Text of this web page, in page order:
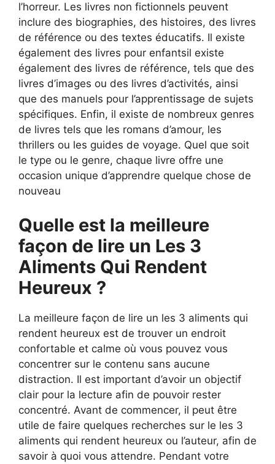
l’horreur. Les livres non fictionnels peuvent
inclure des biographies, des histoires, des livres
de référence ou des textes éducatifs. Il existe
également des livres pour enfantsil existe
également des livres de référence, tels que des
livres d’images ou des livres d’activités, ainsi
que des manuels pour l’apprentissage de sujets
spécifiques. Enfin, il existe de nombreux genres
de livres tels que les romans d’amour, les
thrillers ou les guides de voyage. Quel que soit
le type ou le genre, chaque livre offre une
occasion unique d’apprendre quelque chose de
nouveau
Quelle est la meilleure
façon de lire un Les 3
Aliments Qui Rendent
Heureux ?
La meilleure façon de lire un les 3 aliments qui
rendent heureux est de trouver un endroit
confortable et calme où vous pouvez vous
concentrer sur le contenu sans aucune
distraction. Il est important d’avoir un objectif
clair pour la lecture afin de pouvoir rester
concentré. Avant de commencer, il peut être
utile de faire quelques recherches sur le les 3
aliments qui rendent heureux ou l’auteur, afin de
savoir à quoi vous attendre. Pendant votre